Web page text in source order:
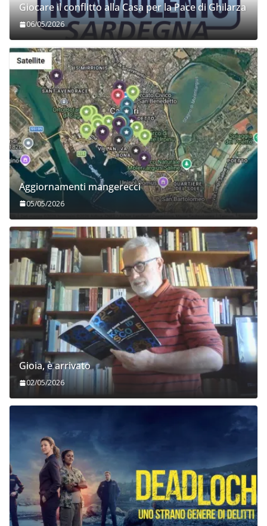
Giocare il conflitto alla Casa per la Pace di Ghilarza
06/05/2026
Aggiornamenti mangerecci
05/05/2026
Gioia, è arrivato
02/05/2026